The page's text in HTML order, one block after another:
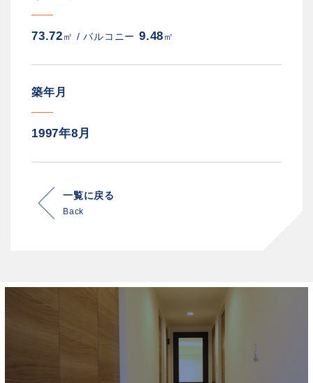
73.72㎡ /バルコニー 9.48㎡
築年月
1997年8月
一覧に戻る
Back